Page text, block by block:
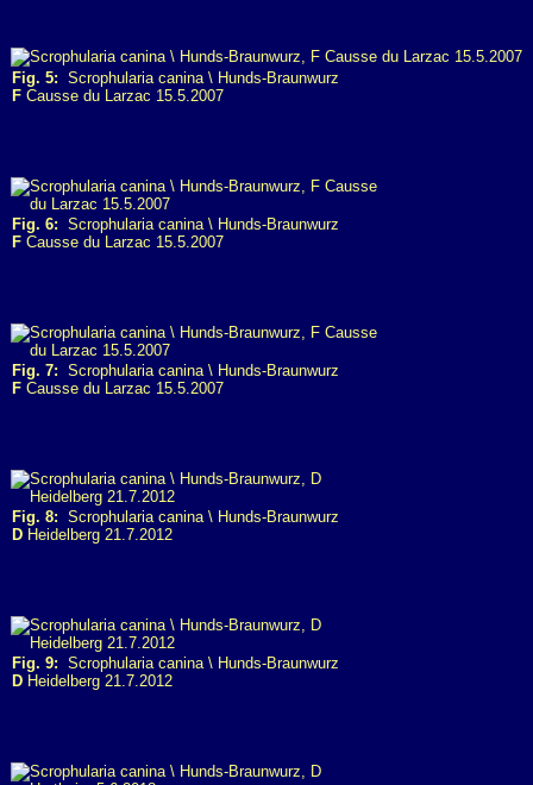
Fig. 5: Scrophularia canina \ Hunds-Braunwurz
F Causse du Larzac 15.5.2007
Fig. 6: Scrophularia canina \ Hunds-Braunwurz
F Causse du Larzac 15.5.2007
Fig. 7: Scrophularia canina \ Hunds-Braunwurz
F Causse du Larzac 15.5.2007
Fig. 8: Scrophularia canina \ Hunds-Braunwurz
D Heidelberg 21.7.2012
Fig. 9: Scrophularia canina \ Hunds-Braunwurz
D Heidelberg 21.7.2012